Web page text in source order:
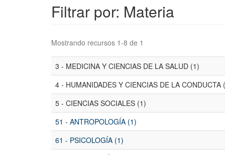
Filtrar por: Materia
Mostrando recursos 1-8 de 1
3 - MEDICINA Y CIENCIAS DE LA SALUD (1)
4 - HUMANIDADES Y CIENCIAS DE LA CONDUCTA
5 - CIENCIAS SOCIALES (1)
51 - ANTROPOLOGÍA (1)
61 - PSICOLOGÍA (1)